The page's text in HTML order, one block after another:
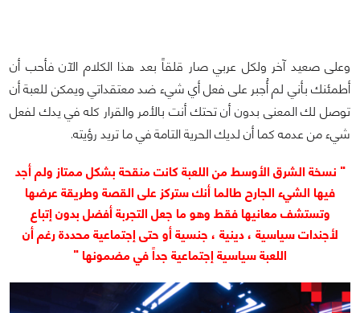
وعلى صعيد آخر ولكل عربي صار قلقاً بعد هذا الكلام الآن فأحب أن
أطمئنك بأني لم أُجبر على فعل أي شيء ضد معتقداتي ويمكن للعبة أن
توصل لك المعنى بدون أن تحتك أنت بالأمر والقرار كله في يدك لفعل
شيء من عدمه كما أن لديك الحرية التامة في ما تريد رؤيته.
" نسخة الشرق الأوسط من اللعبة كانت منقحة بشكل ممتاز ولم أجد
فيها الشيء الجارح طالما أنك ستركز على القصة وطريقة عرضها
وتستشف معانيها فقط وهو ما جعل التجربة أفضل بدون إتباع
لأجندات سياسية ، دينية ، جنسية أو حتى إجتماعية محددة رغم أن
اللعبة سياسية إجتماعية جداً في مضمونها "